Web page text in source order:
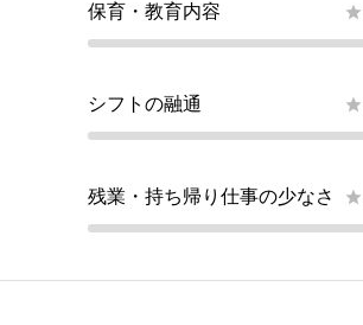
保育・教育内容 
シフトの融通 
残業・持ち帰り仕事の少なさ 